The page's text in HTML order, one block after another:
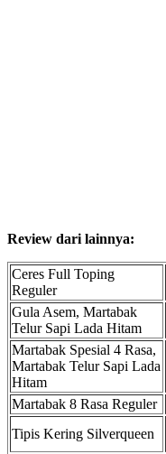
Review dari lainnya:
Ceres Full Toping
Reguler
Gula Asem, Martabak
Telur Sapi Lada Hitam
Martabak Spesial 4 Rasa,
Martabak Telur Sapi Lada
Hitam
Martabak 8 Rasa Reguler
Tipis Kering Silverqueen